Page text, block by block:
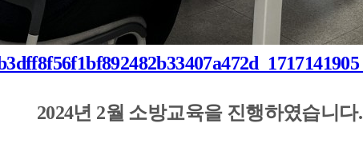
2024년 2월 소방교육을 진행하였습니다.